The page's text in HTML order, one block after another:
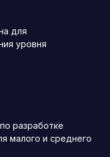
для
уровня
разработке
малого и среднего